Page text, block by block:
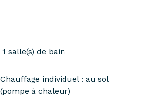
1 salle(s) de bain
Chauffage individuel : au sol
(pompe à chaleur)